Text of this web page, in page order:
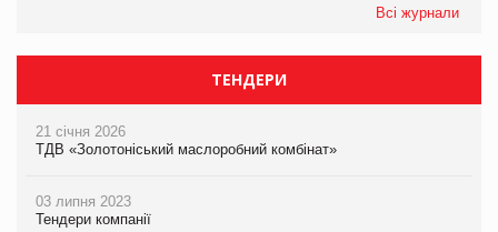
Всі журнали
ТЕНДЕРИ
21 січня 2026
ТДВ «Золотоніський маслоробний комбінат»
03 липня 2023
Тендери компанії